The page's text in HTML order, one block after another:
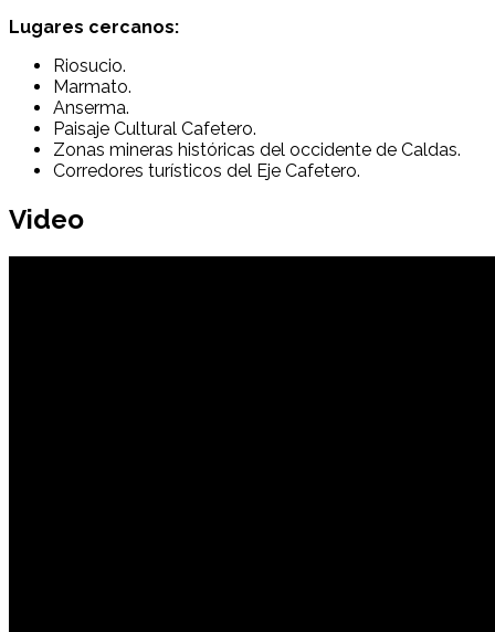
Lugares cercanos:
Riosucio.
Marmato.
Anserma.
Paisaje Cultural Cafetero.
Zonas mineras históricas del occidente de Caldas.
Corredores turísticos del Eje Cafetero.
Video